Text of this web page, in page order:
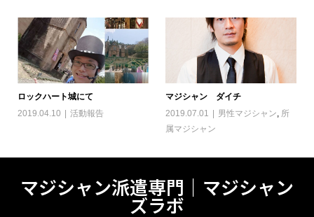
ロックハート城にて
2019.04.10
活動報告
マジシャン ダイチ
2019.07.01
男性マジシャン 所
属マジシャン
マジシャン派遣専門｜マジシャン
ズラボ